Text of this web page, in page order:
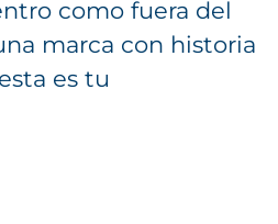
como fuera del
marca con historia
es tu